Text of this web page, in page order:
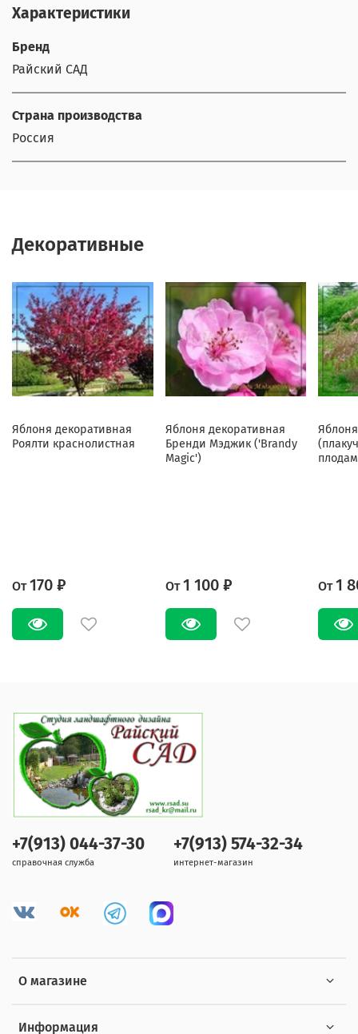
Характеристики
Бренд
Райский САД
Страна производства
Россия
Декоративные
Яблоня декоративная
Роялти краснолистная
От 170 ₽
Яблоня декоративная
Бренди Мэджик ('Brandy
Magic')
От 1 100 ₽ От 1
О магазине
Информация
+7(913) 044-37-30
справочная служба
+7(913) 574-32-34
интернет-магазин